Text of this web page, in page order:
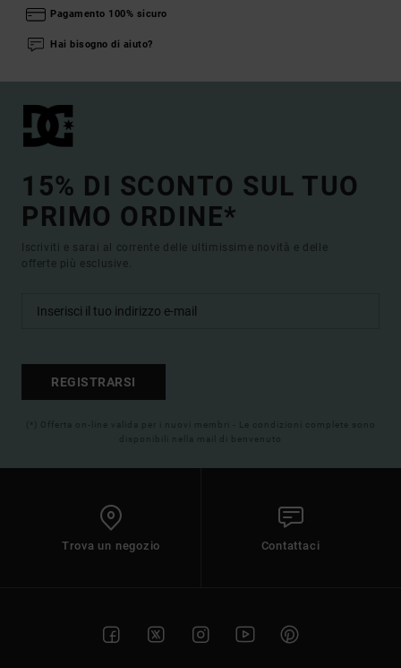
Pagamento 100% sicuro
Hai bisogno di aiuto?
15% DI SCONTO SUL TUO
PRIMO ORDINE*
Iscriviti e sarai al corrente delle ultimissime novità e delle
offerte più esclusive.
REGISTRARSI
(*) Offerta on-line valida per i nuovi membri - Le condizioni complete sono
disponibili nella mail di benvenuto
Trova un negozio Contattaci